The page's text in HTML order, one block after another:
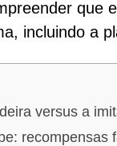
que
incluindo a
versus a
recompensas